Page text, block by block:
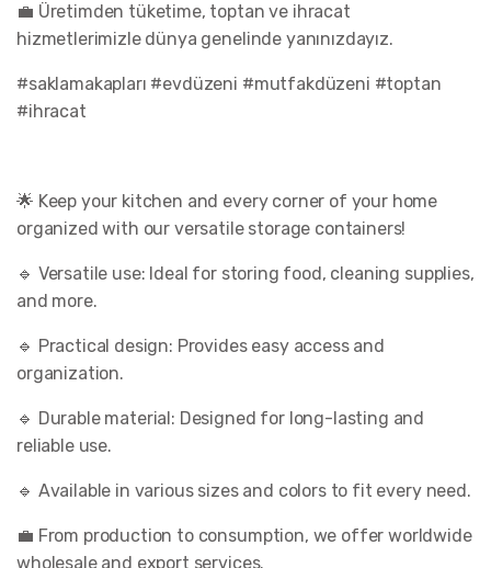
f
5
s
e
ü
ş
t
i
D
e
r
n
d
i
m
s
i
💼 Üretimden tüketime, toptan ve ihracat
hizmetlerimizle dünya genelinde yanınızdayız.
#saklamakapları #evdüzeni #mutfakdüzeni #toptan
#ihracat
🌟 Keep your kitchen and every corner of your home
organized with our versatile storage containers!
🔹 Versatile use: Ideal for storing food, cleaning supplies,
and more.
🔹 Practical design: Provides easy access and
organization.
🔹 Durable material: Designed for long-lasting and
reliable use.
🔹 Available in various sizes and colors to fit every need.
💼 From production to consumption, we offer worldwide
wholesale and export services.